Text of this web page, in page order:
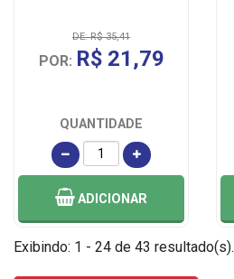
DE: R$ 35,41
POR: R$ 21,79
QUANTIDADE
ADICIONAR
Exibindo: 1 - 24 de 43 resultado(s).